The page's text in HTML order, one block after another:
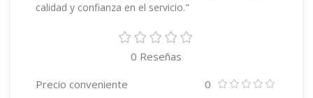
calidad y confianza en el servicio."
0 Reseñas
Precio conveniente
0